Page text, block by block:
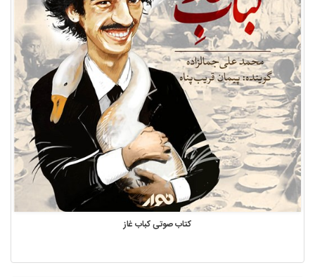
کتاب صوتی کباب غاز